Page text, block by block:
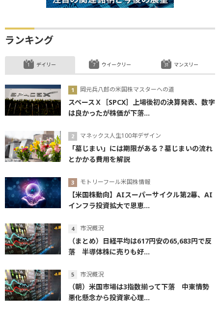
ランキング
デイリー
岡元兵八郎の米国株マスターへの道
スペースＸ［SPCX］上場後初の決算発表、数字
は良かったが株価が下落...
マネックス人生100年デザイン
「墓じまい」には期限がある？墓じまいの流れ
とかかる費用を解説
モトリーフール米国株情報
【米国株動向】AIスーパーサイクル第2幕、AI
インフラ投資拡大で恩恵...
市況概況
（まとめ）日経平均は617円安の65,683円で反
落 半導体株に売りも好...
市況概況
（朝）米国市場は3指数揃って下落 中東情勢
悪化懸念から投資家心理...
ウイークリー マンスリー